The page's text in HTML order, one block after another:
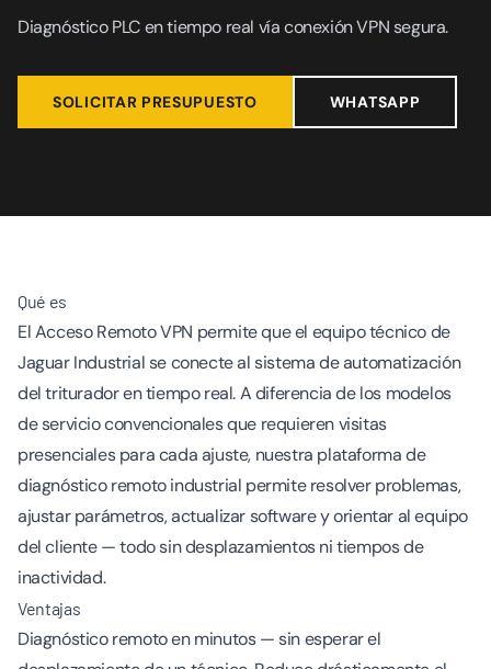
Diagnóstico PLC en tiempo real vía conexión VPN segura.
SOLICITAR PRESUPUESTO WHATSAPP
Qué es
El Acceso Remoto VPN permite que el equipo técnico de
Jaguar Industrial se conecte al sistema de automatización
del triturador en tiempo real. A diferencia de los modelos
de servicio convencionales que requieren visitas
presenciales para cada ajuste, nuestra plataforma de
diagnóstico remoto industrial permite resolver problemas,
ajustar parámetros, actualizar software y orientar al equipo
del cliente — todo sin desplazamientos ni tiempos de
inactividad.
Ventajas
Diagnóstico remoto en minutos — sin esperar el